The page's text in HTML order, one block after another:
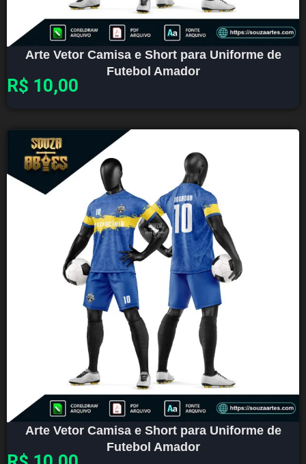
Arte Vetor Camisa e Short para Uniforme de
Futebol Amador
R$ 10,00
Arte Vetor Camisa e Short para Uniforme de
Futebol Amador